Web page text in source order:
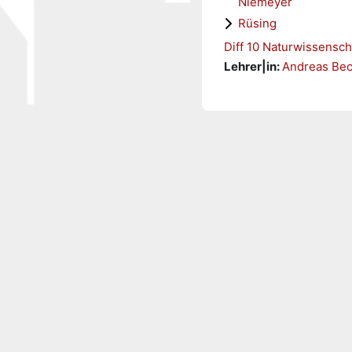
Rüsing
Diff 10
Lehrer|in:Andreas